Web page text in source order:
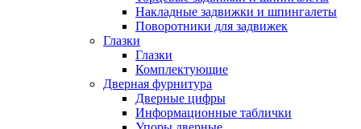
Накладные задвижки и шпингалеты
Поворотники для задвижек
Глазки
Глазки
Комплектующие
Дверная фурнитура
Дверные цифры
Информационные таблички